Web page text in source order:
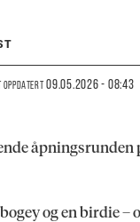
OPPDATERT 09.05.2026 - 08:43
åpningsrunden
og en birdie